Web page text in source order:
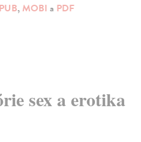
sex a erotika